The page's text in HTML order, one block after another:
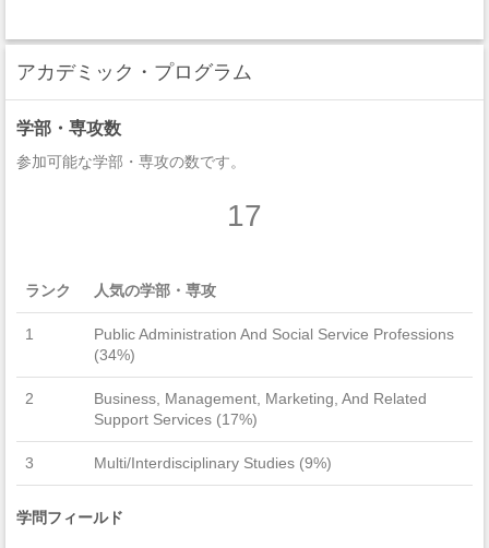
アカデミック・プログラム
学部・専攻数
参加可能な学部・専攻の数です。
17
ランク 人気の学部・専攻
1
Public Administration And Social Service Professions
(34%)
2
Business, Management, Marketing, And Related
Support Services (17%)
3 Multi/Interdisciplinary Studies (9%)
学問フィールド